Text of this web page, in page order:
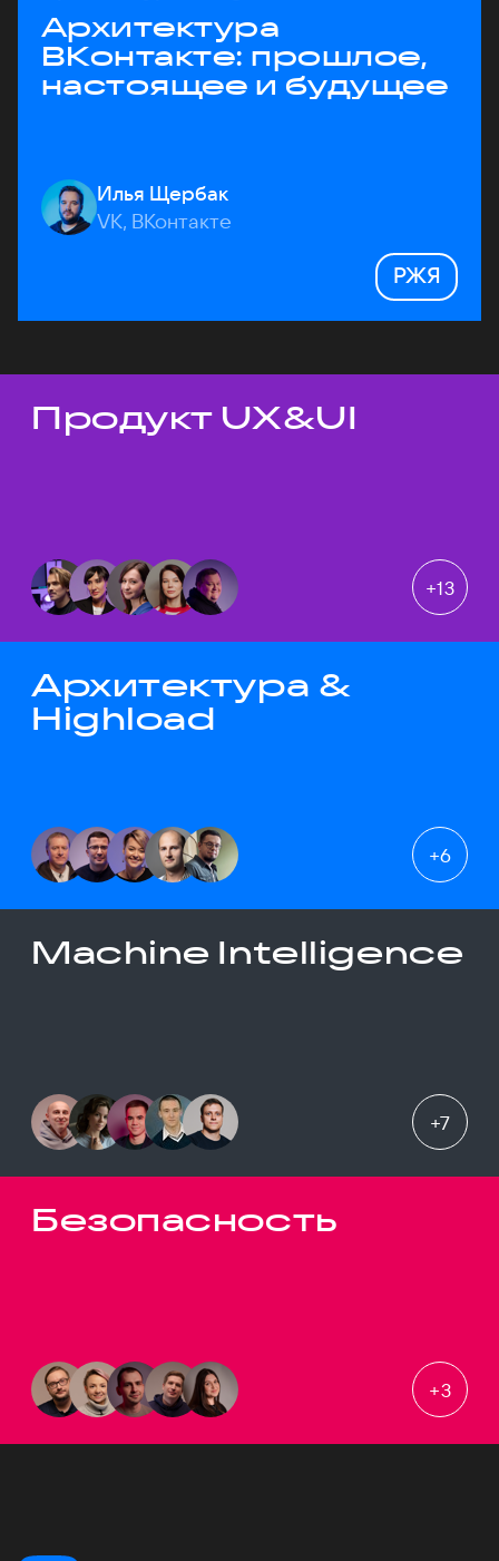
Архитектура
ВКонтакте: прошлое,
настоящее и будущее
Илья Щербак
VK, ВКонтакте
РЖЯ
Темы докладов
Продукт UX&UI
+13
Архитектура &
Highload
+6
Machine Intelligence
+7
Безопасность
+3